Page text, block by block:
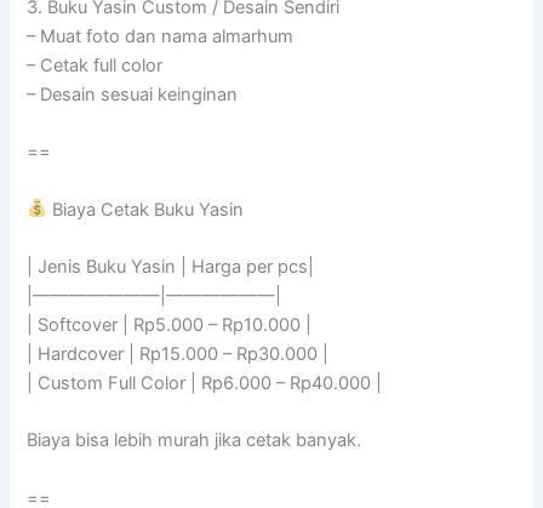
3. Buku Yasin Custom / Desain Sendiri
– Muat foto dan nama almarhum
– Cetak full color
– Desain sesuai keinginan
==
Biaya Cetak Buku Yasin
| Jenis Buku Yasin | Harga per pcs|
|———————|——————|
| Softcover | Rp5.000 – Rp10.000 |
| Hardcover | Rp15.000 – Rp30.000 |
| Custom Full Color | Rp6.000 – Rp40.000 |
Biaya bisa lebih murah jika cetak banyak.
==